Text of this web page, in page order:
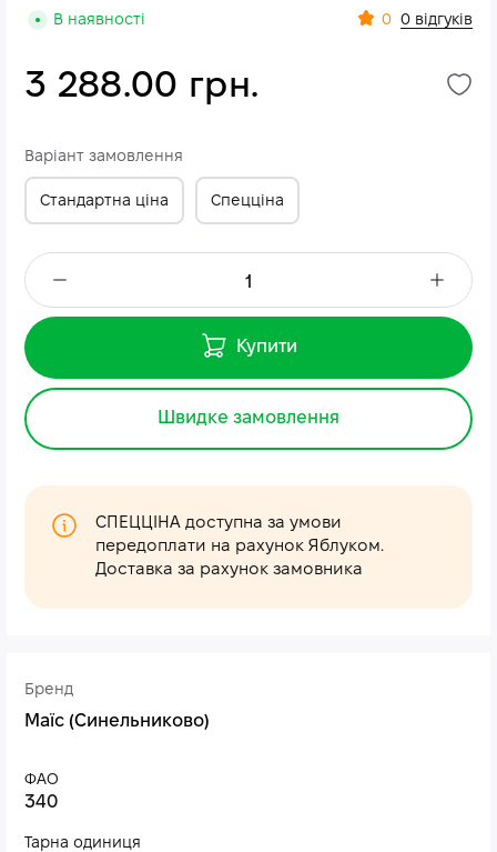
Бренд
Маїс (Синельниково)
ФАО
340
Тарна одиниця
В наявності 0 0 відгуків
3 288.00 грн.
Варіант замовлення
Стандартна ціна Спецціна
Купити
Швидке замовлення
СПЕЦЦІНА доступна за умови
передоплати на рахунок Яблуком.
Доставка за рахунок замовника